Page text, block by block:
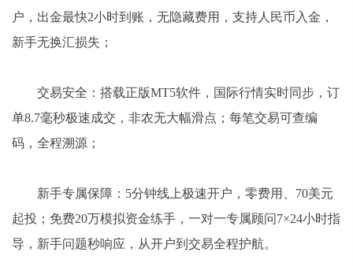
户，出金最快2小时到账，无隐藏费用，支持人民币入金，
新手无换汇损失；
交易安全：搭载正版MT5软件，国际行情实时同步，订
单8.7毫秒极速成交，非农无大幅滑点；每笔交易可查编
码，全程溯源；
新手专属保障：5分钟线上极速开户，零费用、70美元
起投；免费20万模拟资金练手，一对一专属顾问7×24小时指
导，新手问题秒响应，从开户到交易全程护航。